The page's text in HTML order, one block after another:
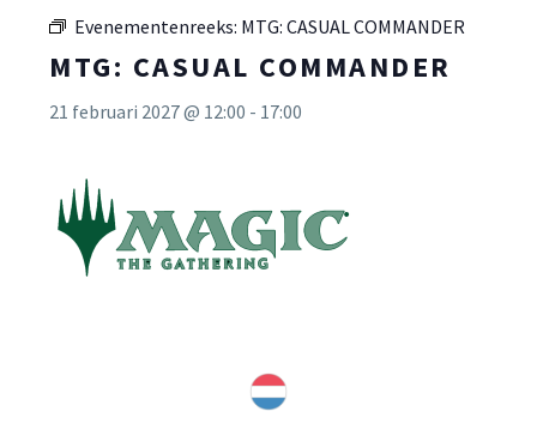
Evenementenreeks: MTG: CASUAL COMMANDER
MTG: CASUAL COMMANDER
21 februari 2027 @ 12:00 - 17:00